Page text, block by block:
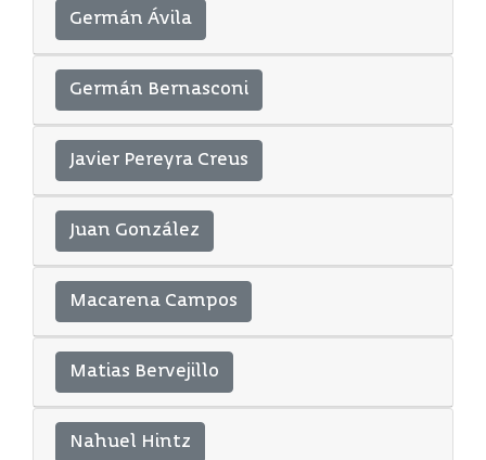
Germán Ávila
Germán Bernasconi
Javier Pereyra Creus
Juan González
Macarena Campos
Matias Bervejillo
Nahuel Hintz